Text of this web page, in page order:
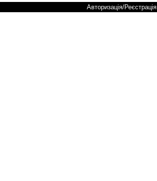
Авторизація/Реєстрація